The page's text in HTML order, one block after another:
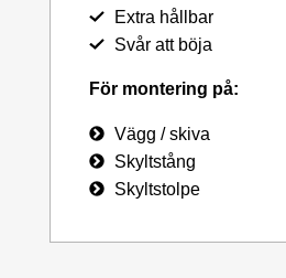
Extra hållbar
Svår att böja
För montering på:
Vägg / skiva
Skyltstång
Skyltstolpe